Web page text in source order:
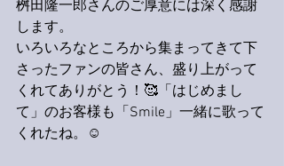
桝田隆一郎さんのご厚意には深く感謝
します。
いろいろなところから集まってきて下
さったファンの皆さん、盛り上がって
くれてありがとう！🥰「はじめまし
て」のお客様も「Smile」一緒に歌って
くれたね。☺️